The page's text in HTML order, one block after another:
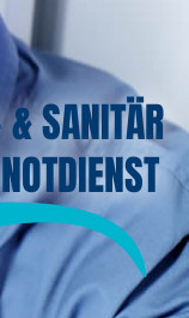
SANITÄR